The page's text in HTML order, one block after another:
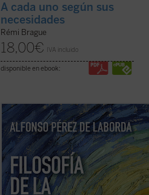
A cada uno según sus
necesidades
Rémi Brague
18,00€ IVA incluido
disponible en ebook:
Rodeando el conjunto de toda la Realidad
de esa completud, y ofertando la
Realidad unitiva de su Ser, se nos hace
ver en esos vislumbres cómo se adivina y
se nutre la Realidad extremosa de quien
es el único Dios.... (ver ficha)